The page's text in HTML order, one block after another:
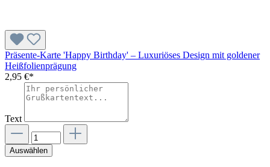
Präsente-Karte 'Happy Birthday' – Luxuriöses Design mit goldener
Heißfolienprägung
2,95 €*
Text
Auswählen